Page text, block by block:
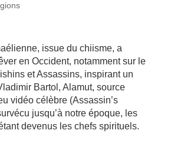
issue du chiisme, a
en Occident, notamment sur le
et Assassins, inspirant un
Bartol, Alamut, source
vidéo célèbre (Assassin’s
jusqu’à notre époque, les
devenus les chefs spirituels.